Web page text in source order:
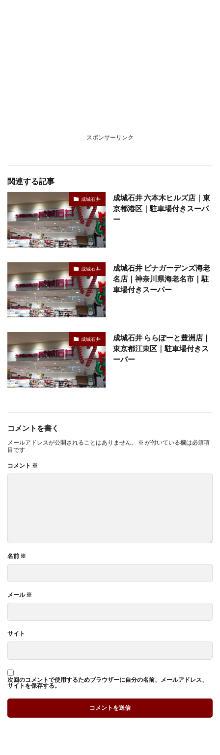
スポンサーリンク
関連する記事
成城石井
成城石井 六本木ヒルズ店｜東
京都港区｜駐車場付きスーパ
ー
成城石井
成城石井 ビナガーデンズ海老
名店｜神奈川県海老名市｜駐
車場付きスーパー
成城石井
成城石井 ららぽーと豊洲店｜
東京都江東区｜駐車場付きス
ーパー
コメントを書く
メールアドレスが公開されることはありません。 ※ が付いている欄は必須項
目です
コメント ※
名前 ※
メール※
サイト
次回のコメントで使用するためブラウザーに自分の名前、メールアドレス、
サイトを保存する。